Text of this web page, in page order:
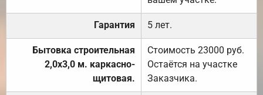
Гарантия 5 лет.
Бытовка строительная
2,0х3,0 м. каркасно-
щитовая.
Стоимость 23000 руб.
Остаётся на участке
Заказчика.